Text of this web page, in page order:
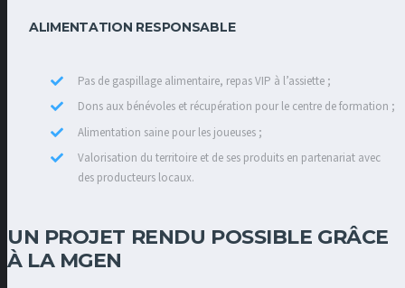
ALIMENTATION RESPONSABLE
Pas de gaspillage alimentaire, repas VIP à l’assiette ;
Dons aux bénévoles et récupération pour le centre de formation ;
Alimentation saine pour les joueuses ;
Valorisation du territoire et de ses produits en partenariat avec
des producteurs locaux.
UN PROJET RENDU POSSIBLE GRÂCE
À LA MGEN